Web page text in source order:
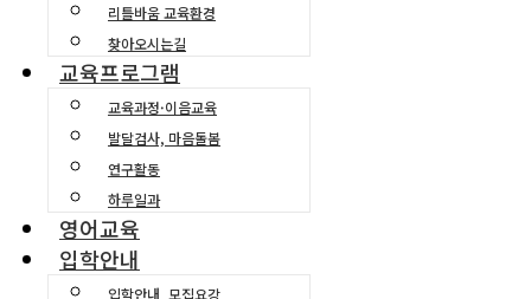
리틀바움 교육환경
찾아오시는길
교육프로그램
교육과정·이음교육
발달검사, 마음돌봄
연구활동
하루일과
영어교육
입학안내
입학안내_모집요강